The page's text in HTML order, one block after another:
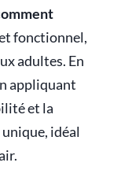
fonctionnel,
adultes. En
appliquant
et la
idéal